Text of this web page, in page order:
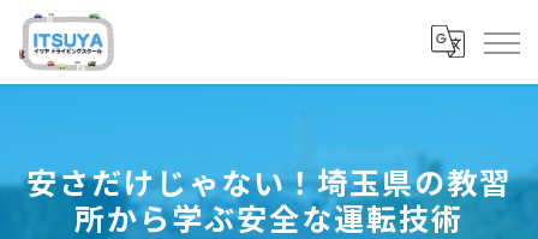
安さだけじゃない！埼玉県の教習
所から学ぶ安全な運転技術